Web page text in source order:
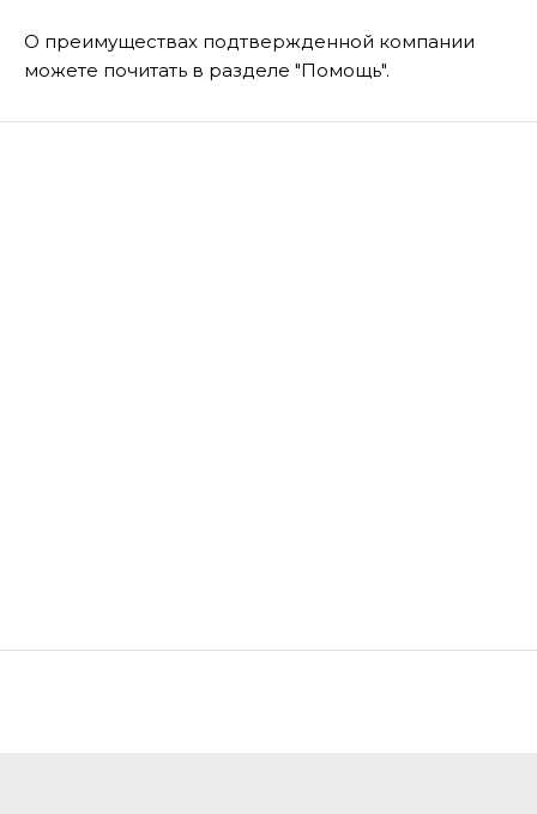
О преимуществах подтвержденной компании
можете почитать в разделе "Помощь".